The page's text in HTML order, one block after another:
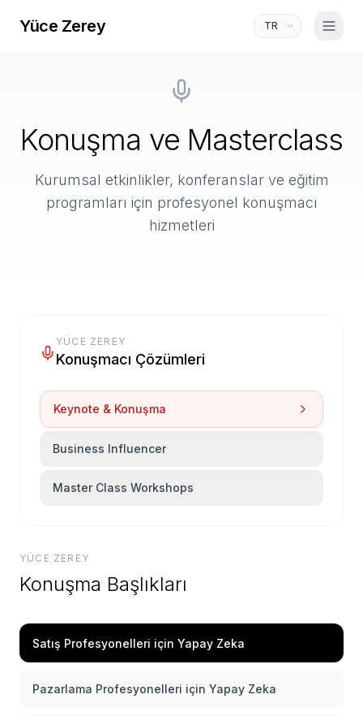
Yüce Zerey
Konuşma ve Masterclass
Kurumsal etkinlikler, konferanslar ve eğitim
programları için profesyonel konuşmacı
hizmetleri
YÜCE ZEREY
Konuşmacı Çözümleri
Keynote & Konuşma
Business Influencer
Master Class Workshops
YÜCE ZEREY
Konuşma Başlıkları
Satış Profesyonelleri için Yapay Zeka
Pazarlama Profesyonelleri için Yapay Zeka